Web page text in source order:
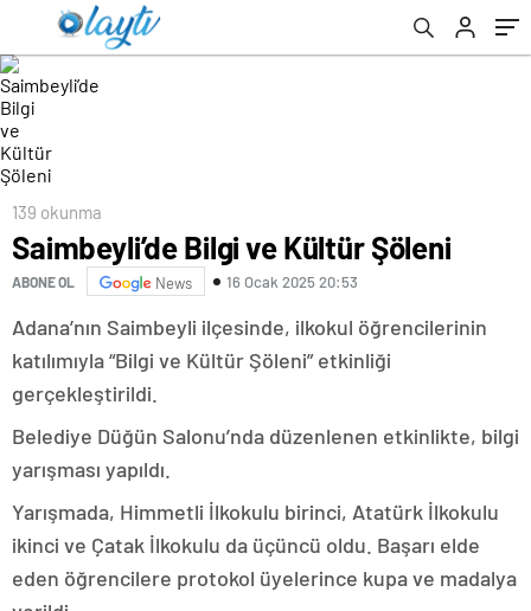
139 okunma
Saimbeyli’de Bilgi ve Kültür Şöleni
ABONE OL News 16 Ocak 2025 20:53
Adana’nın Saimbeyli ilçesinde, ilkokul öğrencilerinin
katılımıyla “Bilgi ve Kültür Şöleni” etkinliği
gerçekleştirildi.
Belediye Düğün Salonu’nda düzenlenen etkinlikte, bilgi
yarışması yapıldı.
Yarışmada, Himmetli İlkokulu birinci, Atatürk İlkokulu
ikinci ve Çatak İlkokulu da üçüncü oldu. Başarı elde
eden öğrencilere protokol üyelerince kupa ve madalya